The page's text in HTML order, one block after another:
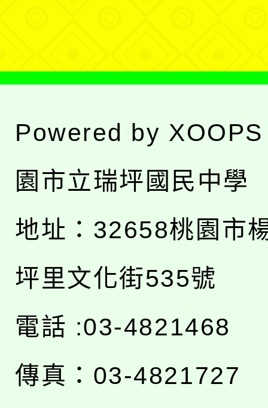
Powered by XOOPS
園市立瑞坪國民中學
地址： 32658桃園市
坪里文化街535號
電話 :03-4821468
傳真：03-4821727